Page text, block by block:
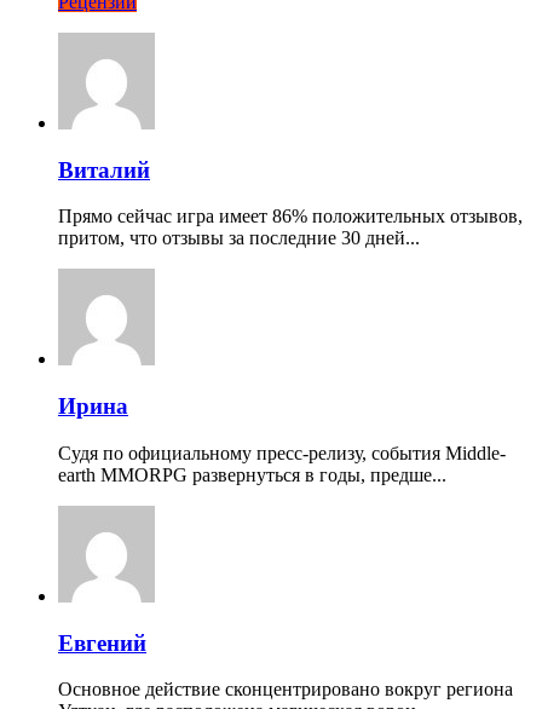
Виталий
Прямо сейчас игра имеет 86% положительных отзывов,
притом, что отзывы за последние 30 дней...
Ирина
Судя по официальному пресс-релизу, события Middle-
earth MMORPG развернуться в годы, предше...
Евгений
Основное действие сконцентрировано вокруг региона